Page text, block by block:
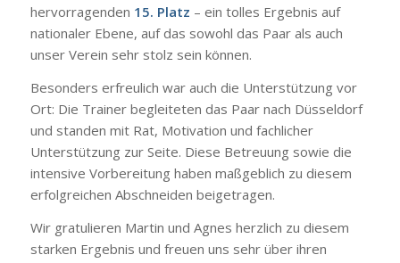
hervorragenden 15. Platz – ein tolles Ergebnis auf
nationaler Ebene, auf das sowohl das Paar als auch
unser Verein sehr stolz sein können.
Besonders erfreulich war auch die Unterstützung vor
Ort: Die Trainer begleiteten das Paar nach Düsseldorf
und standen mit Rat, Motivation und fachlicher
Unterstützung zur Seite. Diese Betreuung sowie die
intensive Vorbereitung haben maßgeblich zu diesem
erfolgreichen Abschneiden beigetragen.
Wir gratulieren Martin und Agnes herzlich zu diesem
starken Ergebnis und freuen uns sehr über ihren